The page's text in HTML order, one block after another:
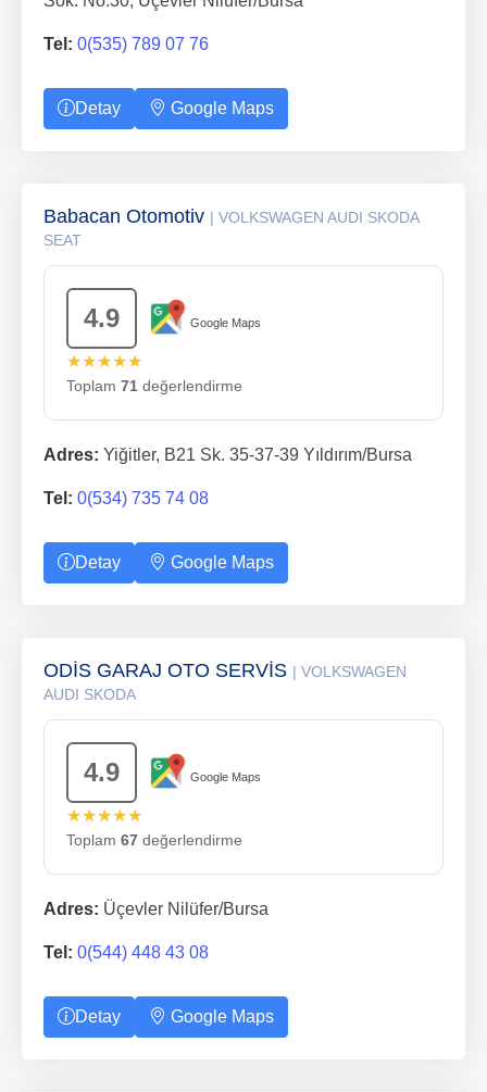
Tel: 0(535) 789 07 76
Detay Google Maps
Babacan Otomotiv | VOLKSWAGEN AUDI SKODA
SEAT
4.9 Google Maps
★★★★★
Toplam 71 değerlendirme
Adres: Yiğitler, B21 Sk. 35-37-39 Yıldırım/Bursa
Tel: 0(534) 735 74 08
Detay Google Maps
ODİS GARAJ OTO SERVİS | VOLKSWAGEN
AUDI SKODA
4.9 Google Maps
★★★★★
Toplam 67 değerlendirme
Adres: Üçevler Nilüfer/Bursa
Tel: 0(544) 448 43 08
Detay Google Maps